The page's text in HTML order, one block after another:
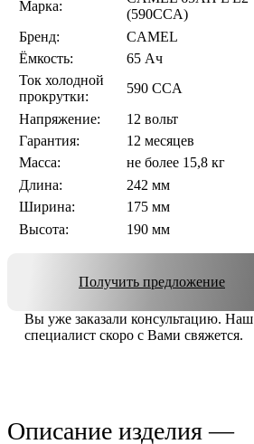
Марка:
(590CCA)
Бренд:
CAMEL
Ёмкость:
65 Ач
Ток холодной
прокрутки:
590 CCA
Напряжение:
12 вольт
Гарантия:
12 месяцев
Масса:
не более 15,8 кг
Длина:
242 мм
Ширина:
175 мм
Высота:
190 мм
Получить предложение
Вы уже заказали консультацию. Наш
специалист скоро с Вами свяжется.
Описание изделия —